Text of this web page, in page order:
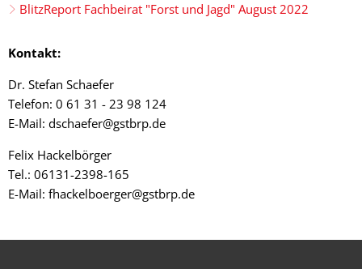
BlitzReport Fachbeirat "Forst und Jagd" August 2022
Kontakt:
Dr. Stefan Schaefer
Telefon: 0 61 31 - 23 98 124
E-Mail: dschaefer@gstbrp.de
Felix Hackelbörger
Tel.: 06131-2398-165
E-Mail: fhackelboerger@gstbrp.de